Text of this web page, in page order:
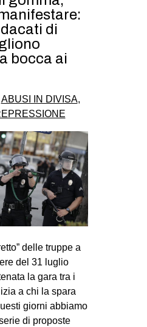
di
bocca ai
ABUSI IN DIVISA,
delle truppe a
del 31 luglio
la gara tra i
a chi la spara
giorni abbiamo
di proposte